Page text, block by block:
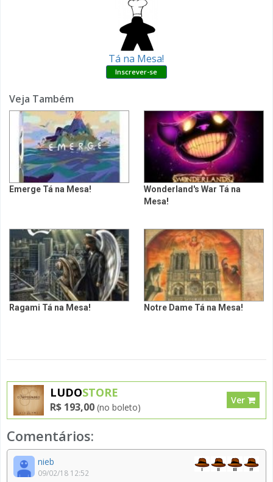
Tá na Mesa!
Veja Também
Emerge Tá na Mesa!
Wonderland's War Tá na
Mesa!
Ragami Tá na Mesa! Notre Dame Tá na Mesa!
LUDOSTORE
R$ 193,00 (no boleto)
Ver
Comentários:
nieb
09/02/18 12:52